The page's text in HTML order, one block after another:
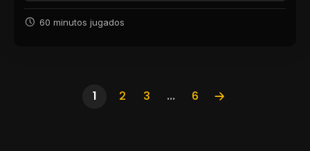
60 minutos jugados
1 2 3 ... 6